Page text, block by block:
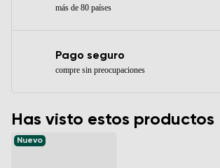
más de 80 países
Pago seguro
compre sin preocupaciones
Has visto estos productos
Nuevo